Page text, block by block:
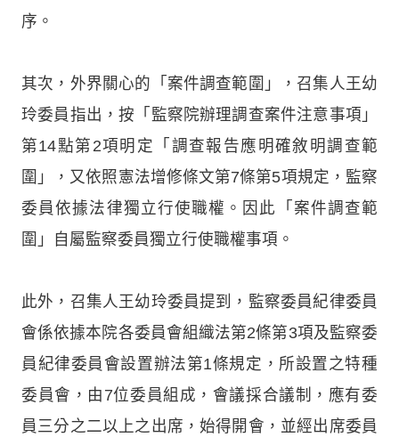
序。
其次，外界關心的「案件調查範圍」，召集人王幼
玲委員指出，按「監察院辦理調查案件注意事項」
第14點第2項明定「調查報告應明確敘明調查範
圍」，又依照憲法增修條文第7條第5項規定，監察
委員依據法律獨立行使職權。因此「案件調查範
圍」自屬監察委員獨立行使職權事項。
此外，召集人王幼玲委員提到，監察委員紀律委員
會係依據本院各委員會組織法第2條第3項及監察委
員紀律委員會設置辦法第1條規定，所設置之特種
委員會，由7位委員組成，會議採合議制，應有委
員三分之二以上之出席，始得開會，並經出席委員